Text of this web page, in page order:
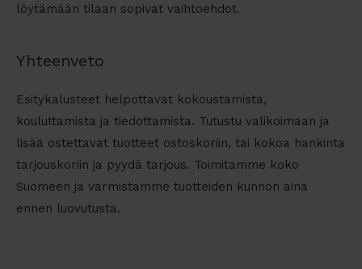
löytämään tilaan sopivat vaihtoehdot.
Yhteenveto
Esitykalusteet helpottavat kokoustamista,
kouluttamista ja tiedottamista. Tutustu valikoimaan ja
lisää ostettavat tuotteet ostoskoriin, tai kokoa hankinta
tarjouskoriin ja pyydä tarjous. Toimitamme koko
Suomeen ja varmistamme tuotteiden kunnon aina
ennen luovutusta.